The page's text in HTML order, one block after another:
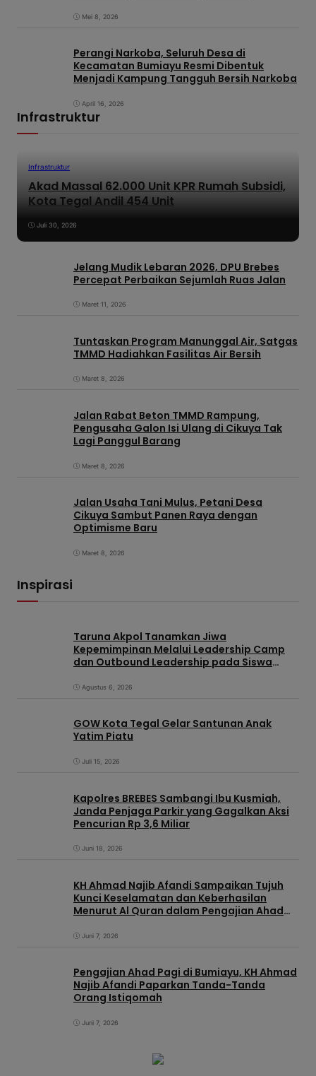
Mei 8, 2026
Perangi Narkoba, Seluruh Desa di
Kecamatan Bumiayu Resmi Dibentuk
Menjadi Kampung Tangguh Bersih Narkoba
April 16, 2026
Infrastruktur
Infrastruktur
Akad Massal 62.000 Unit KPR Rumah Subsidi,
Kota Tegal Andil 454 Unit
Juli 30, 2026
Jelang Mudik Lebaran 2026, DPU Brebes
Percepat Perbaikan Sejumlah Ruas Jalan
Maret 11, 2026
Tuntaskan Program Manunggal Air, Satgas
TMMD Hadiahkan Fasilitas Air Bersih
Maret 8, 2026
Jalan Rabat Beton TMMD Rampung,
Pengusaha Galon Isi Ulang di Cikuya Tak
Lagi Panggul Barang
Maret 8, 2026
Jalan Usaha Tani Mulus, Petani Desa
Cikuya Sambut Panen Raya dengan
Optimisme Baru
Maret 8, 2026
Inspirasi
Taruna Akpol Tanamkan Jiwa
Kepemimpinan Melalui Leadership Camp
dan Outbound Leadership pada Siswa
Agustus 6, 2026
GOW Kota Tegal Gelar Santunan Anak
Yatim Piatu
Juli 15, 2026
Kapolres BREBES Sambangi Ibu Kusmiah,
Janda Penjaga Parkir yang Gagalkan Aksi
Pencurian Rp 3,6 Miliar
Juni 18, 2026
KH Ahmad Najib Afandi Sampaikan Tujuh
Kunci Keselamatan dan Keberhasilan
Menurut Al Quran dalam Pengajian Ahad
Juni 7, 2026
Pengajian Ahad Pagi di Bumiayu, KH Ahmad
Najib Afandi Paparkan Tanda-Tanda
Orang Istiqomah
Juni 7, 2026